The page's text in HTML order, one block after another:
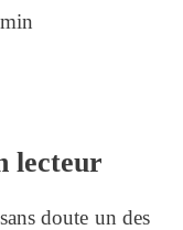
lecteur
doute un des